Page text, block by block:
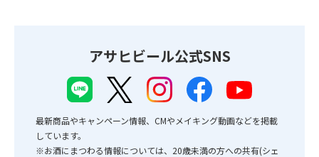
アサヒビール公式SNS
最新商品やキャンペーン情報、CMやメイキング動画などを掲載
しています。
※お酒にまつわる情報については、20歳未満の方への共有(シェ